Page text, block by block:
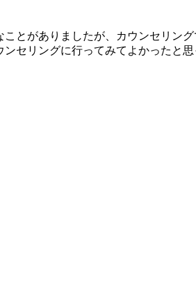
とがありましたが、カウンセリン
セリングに行ってみてよかったと思